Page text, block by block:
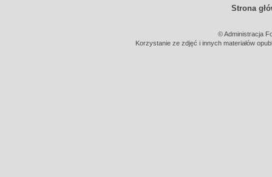
Strona
© Administracja
Korzystanie ze zdjęć i innych materiałów